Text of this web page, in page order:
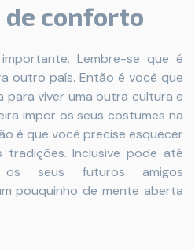
de conforto
importante. Lembre-se que é
outro país. Então é você que
para viver uma outra cultura e
impor os seus costumes na
é que você precise esquecer
Inclusive pode até
os seus futuros amigos
pouquinho de mente aberta